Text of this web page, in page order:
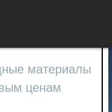
материалы
ценам